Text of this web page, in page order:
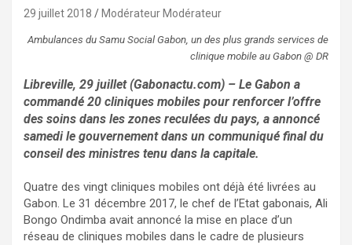
29 juillet 2018 Modérateur Modérateur
Ambulances du Samu Social Gabon, un des plus grands services de
clinique mobile au Gabon @ DR
Libreville, 29 juillet (Gabonactu.com) – Le Gabon a
commandé 20 cliniques mobiles pour renforcer l’offre
des soins dans les zones reculées du pays, a annoncé
samedi le gouvernement dans un communiqué final du
conseil des ministres tenu dans la capitale.
Quatre des vingt cliniques mobiles ont déjà été livrées au
Gabon. Le 31 décembre 2017, le chef de l’Etat gabonais, Ali
Bongo Ondimba avait annoncé la mise en place d’un
réseau de cliniques mobiles dans le cadre de plusieurs